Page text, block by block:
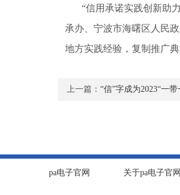
“信用承诺实践创新助力
承办、宁波市海曙区人民
地方实践经验，复制推广
上一篇： “信”字成为2023“一
pa电子官网 关于pa电子官